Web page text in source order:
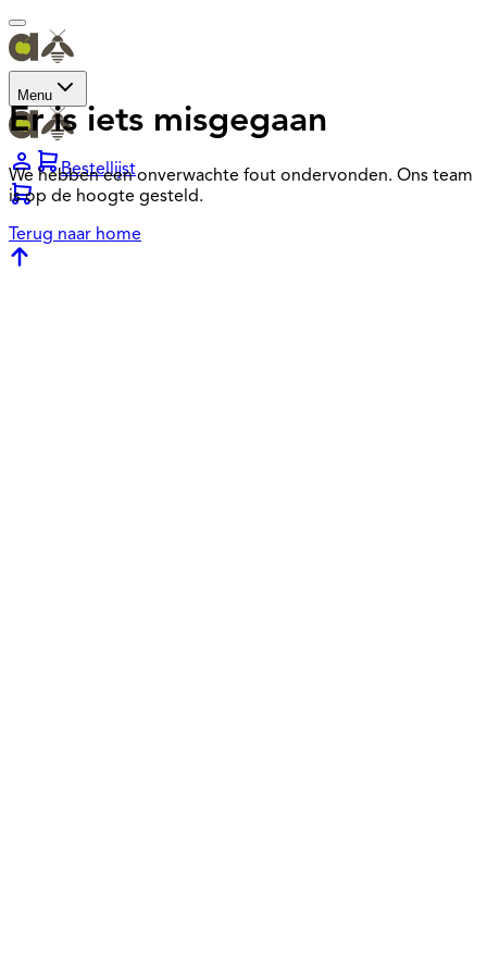
Menu
Bestellijst
Er is iets misgegaan
We hebben een onverwachte fout ondervonden. Ons team
is op de hoogte gesteld.
Terug naar home